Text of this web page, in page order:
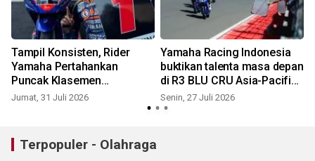
Tampil Konsisten, Rider
Yamaha Pertahankan
Puncak Klasemen
Mandalika Racing Series
Jumat, 31 Juli 2026
Yamaha Racing Indonesia
buktikan talenta masa depan
di R3 BLU CRU Asia-Pacific
Championship Mandalika
Senin, 27 Juli 2026
Terpopuler - Olahraga